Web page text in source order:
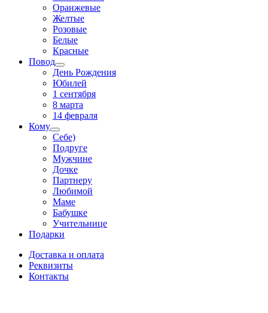
Оранжевые
Желтые
Розовые
Белые
Красные
Повод
День Рождения
Юбилей
1 сентября
8 марта
14 февраля
Кому
Себе)
Подруге
Мужчине
Дочке
Партнеру
Любимой
Маме
Бабушке
Учительнице
Подарки
Доставка и оплата
Реквизиты
Контакты